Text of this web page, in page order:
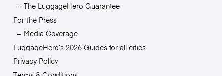
The LuggageHero Guarantee
For the Press
Media Coverage
LuggageHero’s 2026 Guides for all cities
Privacy Policy